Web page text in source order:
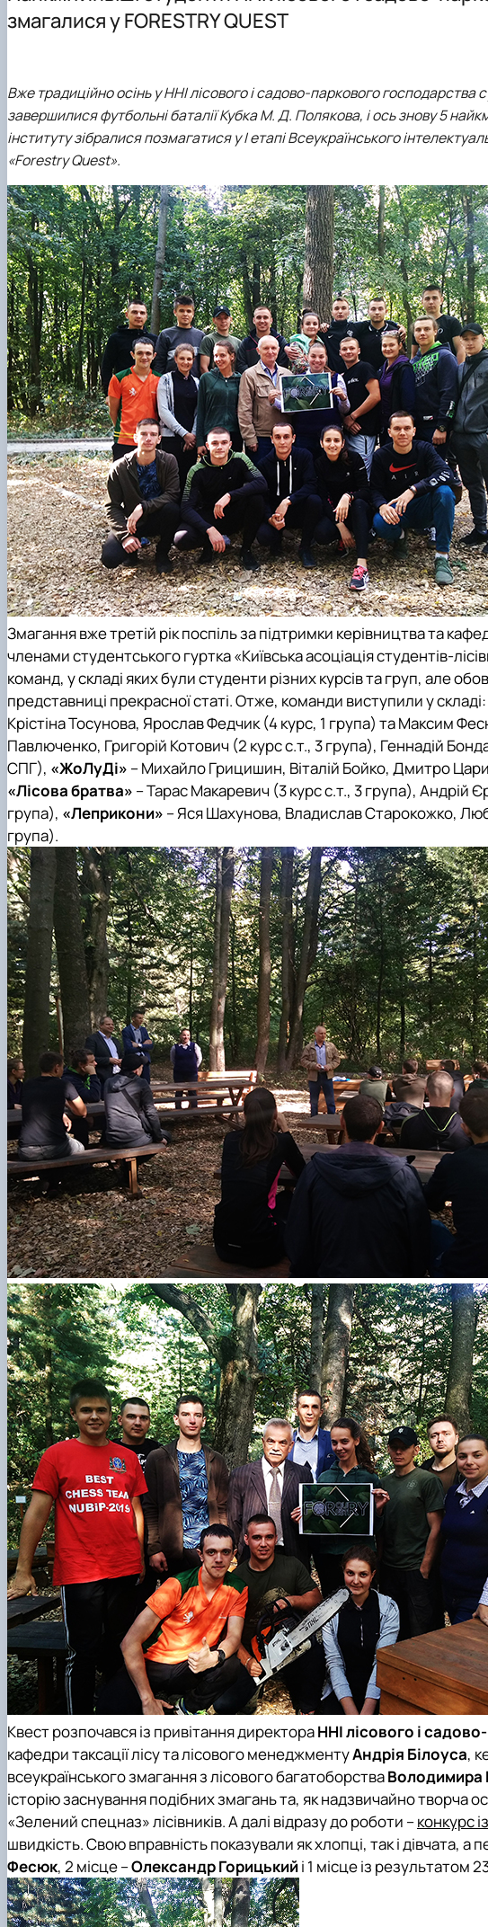
Лабораторії
Робочі
Тематика
Підручники, навчальні посібники, монографії
Студентські наукові гуртки
Київська
Сертифікатні програми
Співпраця
змагалися у FORESTRY QUEST
Вже традиційно осінь у ННІ лісового і садово-паркового
завершилися футбольні баталії Кубка М. Д. Полякова, і ось знову 5
інституту зібралися позмагатися у І етапі Всеукраїнського
«Forestry Quest».
Змагання вже третій рік поспіль за підтримки керівництва та
членами студентського гуртка «Київська асоціація студентів-
команд, у складі яких були студенти різних курсів та груп, але
представниці прекрасної статі. Отже, команди виступили у складі:
Крістіна Тосунова, Ярослав Федчик (4 курс, 1 група) та Максим
Павлюченко, Григорій Котович (2 курс с.т., 3 група), Геннадій
СПГ), «ЖоЛуДі» – Михайло Грицишин, Віталій Бойко, Дмитро
«Лісова братва» – Тарас Макаревич (3 курс с.т., 3 група), Андрій
група), «Леприкони» – Яся Шахунова, Владислав Старокожко,
група).
Квест розпочався із привітання директораННІ лісового і
кафедри таксації лісу та лісового менеджментуАндрія Білоуса,
всеукраїнського змагання з лісового багатоборства
історію заснування подібних змагань та, як надзвичайно творча
«Зелений спецназ» лісівників. А далі відразу до роботи –конкурс
швидкість. Свою вправність показували як хлопці, так і дівчата,
Фесюк, 2 місце–Олександр Горицькийі 1 місцеіз результатом